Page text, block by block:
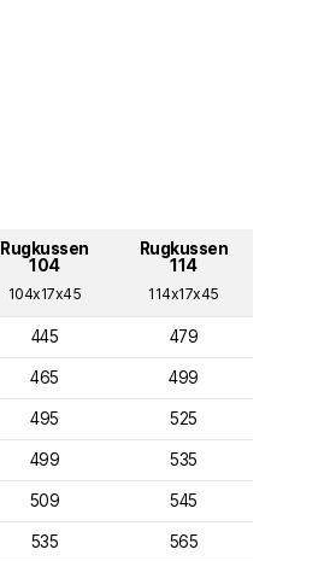
Rugkussen
104
Rugkussen
114
104x17x45 114x17x45
445 479
465 499
495 525
499 535
509 545
535 565